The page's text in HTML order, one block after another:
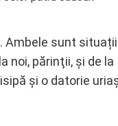
Ambele sunt
noi, părinţii, și de la
și o datorie